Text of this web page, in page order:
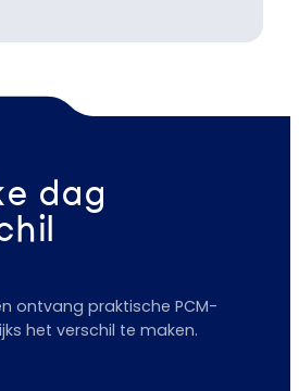
dag
ontvang praktische PCM-
het verschil te maken.